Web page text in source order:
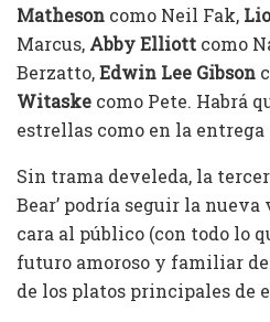
Matheson como Neil Fak,
Marcus, Abby Elliott como
Berzatto,Edwin Lee Gibson
Witaske como Pete. Habrá
estrellas como en la entrega
Sin trama develeda, la
Bear’ podría seguir la
cara al público (con todo lo
futuro amoroso y familiar
de los platos principales de